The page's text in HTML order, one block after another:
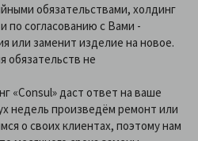
обязательствами, холдинг
по согласованию с Вами -
или заменит изделие на новое.
обязательств не
«Consul» даст ответ на ваше
недель произведём ремонт или
о своих клиентах, поэтому нам